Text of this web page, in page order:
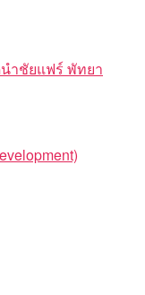
นำชัยแฟร์ พัทยา